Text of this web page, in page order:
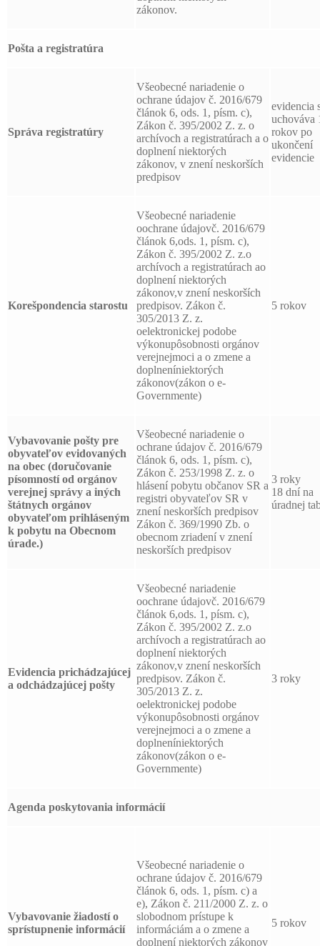
zákonov.
Pošta a registratúra
Správa registratúry
Všeobecné nariadenie o
ochrane údajov č. 2016/679
článok 6, ods. 1, písm. c),
Zákon č. 395/2002 Z. z. o
archívoch a registratúrach a o
doplnení niektorých
zákonov, v znení neskorších
predpisov
evidencia
uchováva
rokov po
ukončení
evidencie
Korešpondencia starostu
Všeobecné nariadenie
oochrane údajovč. 2016/679
článok 6,ods. 1, písm. c),
Zákon č. 395/2002 Z. z.o
archívoch a registratúrach ao
doplnení niektorých
zákonov,v znení neskorších
predpisov. Zákon č.
305/2013 Z. z.
oelektronickej podobe
výkonupôsobnosti orgánov
verejnejmoci a o zmene a
doplneníniektorých
zákonov(zákon o e-
Governmente)
5 rokov
Vybavovanie pošty pre
obyvateľov evidovaných
na obec (doručovanie
písomností od orgánov
verejnej správy a iných
štátnych orgánov
obyvateľom prihláseným
k pobytu na Obecnom
úrade.)
Všeobecné nariadenie o
ochrane údajov č. 2016/679
článok 6, ods. 1, písm. c),
Zákon č. 253/1998 Z. z. o
hlásení pobytu občanov SR a
registri obyvateľov SR v
znení neskorších predpisov
Zákon č. 369/1990 Zb. o
obecnom zriadení v znení
neskorších predpisov
3 roky
18 dní na
úradnej
Evidencia prichádzajúcej
a odchádzajúcej pošty
Všeobecné nariadenie
oochrane údajovč. 2016/679
článok 6,ods. 1, písm. c),
Zákon č. 395/2002 Z. z.o
archívoch a registratúrach ao
doplnení niektorých
zákonov,v znení neskorších
predpisov. Zákon č.
305/2013 Z. z.
oelektronickej podobe
výkonupôsobnosti orgánov
verejnejmoci a o zmene a
doplneníniektorých
zákonov(zákon o e-
Governmente)
3 roky
Agenda poskytovania informácií
Vybavovanie žiadostí o
sprístupnenie informácií
Všeobecné nariadenie o
ochrane údajov č. 2016/679
článok 6, ods. 1, písm. c) a
e), Zákon č. 211/2000 Z. z. o
slobodnom prístupe k
informáciám a o zmene a
doplnení niektorých zákonov
5 rokov